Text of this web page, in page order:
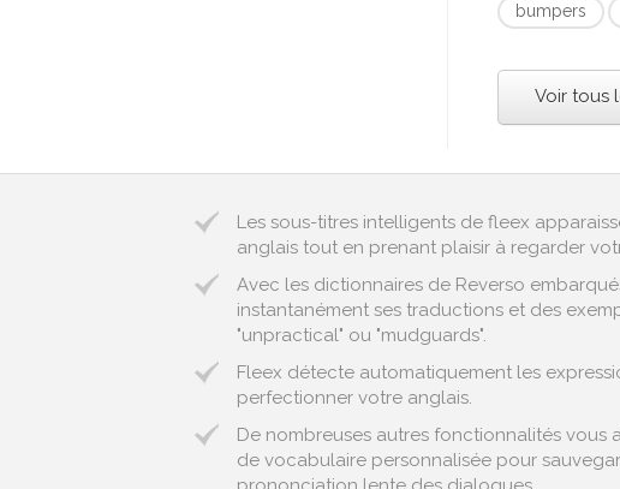
bumpers
Voir tous
Les sous-titres intelligents de fleex
anglais tout en prenant plaisir à regarder
Avec les dictionnaires de Reverso
instantanément ses traductions et des
"unpractical" ou "mudguards".
Fleex détecte automatiquement les
perfectionner votre anglais.
De nombreuses autres fonctionnalités
de vocabulaire personnalisée pour